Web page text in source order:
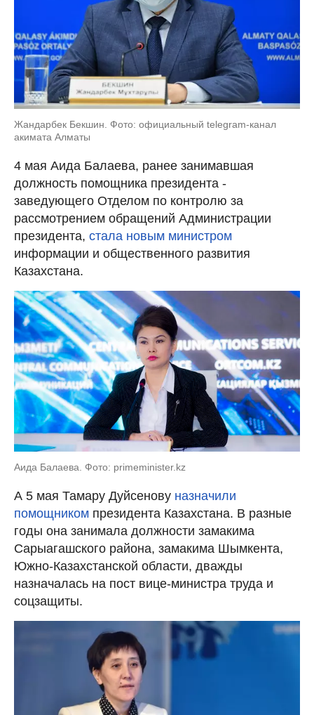
Жандарбек Бекшин. Фото: официальный telegram-канал
акимата Алматы
4 мая Аида Балаева, ранее занимавшая
должность помощника президента -
заведующего Отделом по контролю за
рассмотрением обращений Администрации
президента, стала новым министром
информации и общественного развития
Казахстана.
Аида Балаева. Фото: primeminister.kz
А 5 мая Тамару Дуйсенову назначили
помощником президента Казахстана. В разные
годы она занимала должности замакима
Сарыагашского района, замакима Шымкента,
Южно-Казахстанской области, дважды
назначалась на пост вице-министра труда и
соцзащиты.